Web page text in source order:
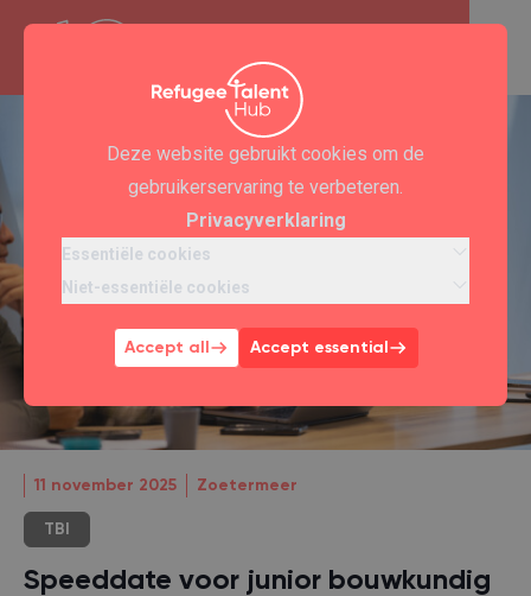
Deze website gebruikt cookies om de
gebruikerservaring te verbeteren.
Privacyverklaring
Essentiële cookies
Niet-essentiële cookies
Accept all Accept essential
11 november 2025 Zoetermeer
TBI
Speeddate voor junior bouwkundig